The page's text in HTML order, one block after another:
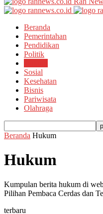
Beranda
Pemerintahan
Pendidikan
Politik
Sosial
Kesehatan
Bisnis
Pariwisata
Olahraga
Beranda Hukum
Hukum
Kumpulan berita hukum di
Pilihan Pembaca Cerdas dan
terbaru